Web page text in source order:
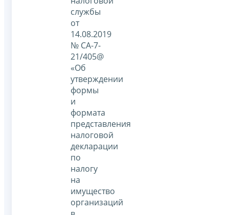
службы
от
14.08.2019
№ СА-7-
21/405@
«Об
утверждении
формы
и
формата
представления
налоговой
декларации
по
налогу
на
имущество
организаций